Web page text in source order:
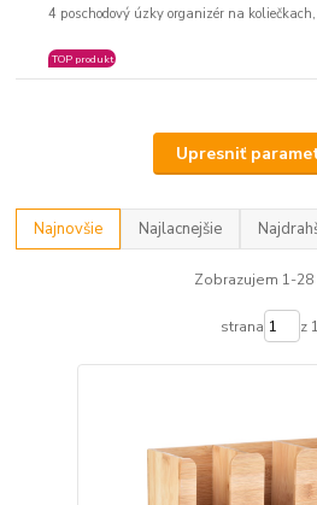
4 poschodový úzky organizér na
TOP produkt
Upresniť
Najnovšie Najlacnejšie
Zobrazujem 1-28
strana z 1